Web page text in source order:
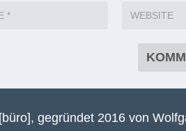
gegründet 2016 von